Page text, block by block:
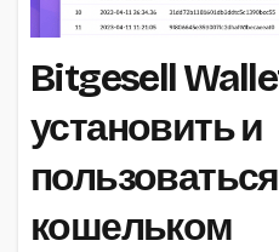
Bitgesell
установить и
кошельком